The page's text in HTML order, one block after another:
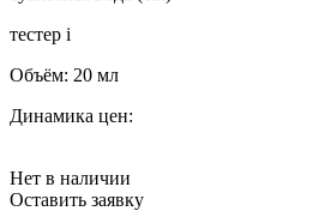
тестер i
Объём: 20 мл
Динамика цен:
Нет в наличии
Оставить заявку